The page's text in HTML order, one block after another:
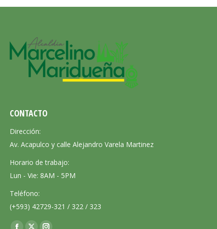
CONTACTO
Dirección:
Av. Acapulco y calle Alejandro Varela Martinez
Horario de trabajo:
Lun - Vie: 8AM - 5PM
Teléfono:
(+593) 42729-321 / 322 / 323
Encuéntranos en: